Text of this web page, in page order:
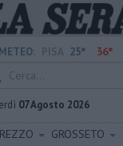
METEO: 25° 36°
07 Agosto 2026
GROSSETO